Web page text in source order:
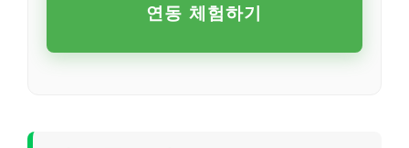
연동 체험하기